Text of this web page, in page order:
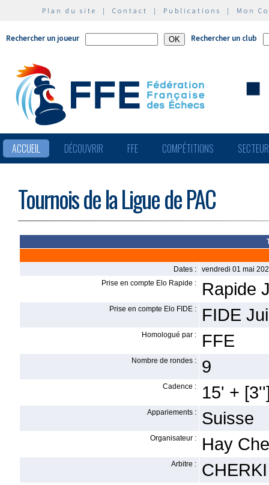
Plan du site | Contact | Publications | Mon
Rechercher un joueur Rechercher un club
ACCUEIL DÉCOUVRIR FFE COMPÉTITIONS
Tournois de la Ligue de PAC
Dates :
vendredi 01 mai
Prise en compte Elo Rapide :
Rapide
Prise en compte Elo FIDE : FIDE
Homologué par : FFE
Nombre de rondes : 9
Cadence : 15' +
Appariements : Suisse
Organisateur : Hay
Arbitre :